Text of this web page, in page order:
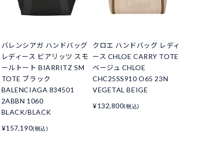
バレンシアガ ハンドバッグ
レディース ビアリッツ スモ
ールトート BIARRITZ SM
TOTE ブラック
BALENCIAGA 834501
2ABBN 1060
BLACK/BLACK
¥157,190(税込)
クロエ ハンドバッグ レディ
ース CHLOE CARRY TOTE
ベージュ CHLOE
CHC25SS910 O65 23N
VEGETAL BEIGE
¥132,800(税込)